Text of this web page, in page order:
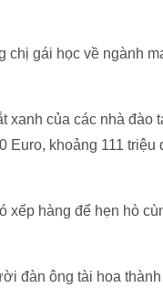
chị gái học về ngành
của các nhà đào
khoảng 111 triệu
xếp hàng để hẹn hò
đàn ông tài hoa